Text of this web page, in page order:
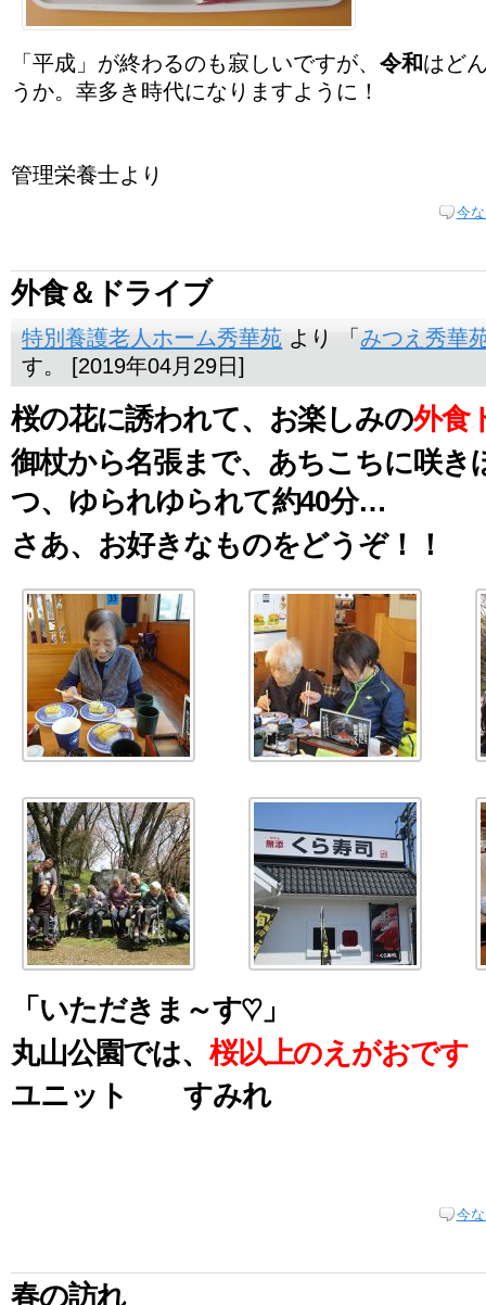
「平成」が終わるのも寂しいですが、 令和はど
うか。幸多き時代になりますように！
管理栄養士より
今
外食＆ドライブ
特別養護老人ホーム秀華苑 より 「みつえ秀華
す。 [2019年04月29日]
桜の花に誘われて、お楽しみの外食
御杖から名張まで、あちこちに咲き
つ、ゆられゆられて約40分…
さあ、お好きなものをどうぞ！！
「いただきま～す♡」
丸山公園では、 桜以上のえがおです
ユニット すみれ
今
春の訪れ